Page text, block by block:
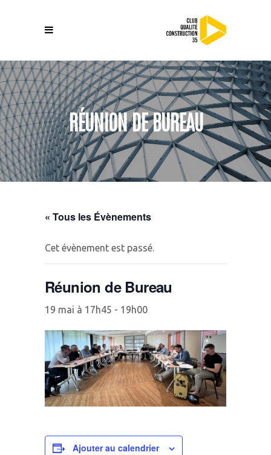
RÉUNION DE BUREAU
« Tous les Évènements
Cet évènement est passé.
Réunion de Bureau
19 mai à 17h45 - 19h00
Ajouter au calendrier